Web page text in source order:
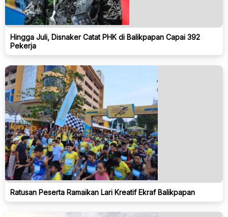
Hingga Juli, Disnaker Catat PHK di Balikpapan Capai 392
Pekerja
Ratusan Peserta Ramaikan Lari Kreatif Ekraf Balikpapan